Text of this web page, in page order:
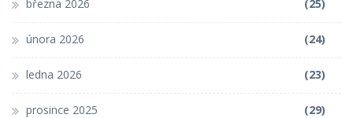
března 2026 (25)
února 2026 (24)
ledna 2026 (23)
prosince 2025 (29)